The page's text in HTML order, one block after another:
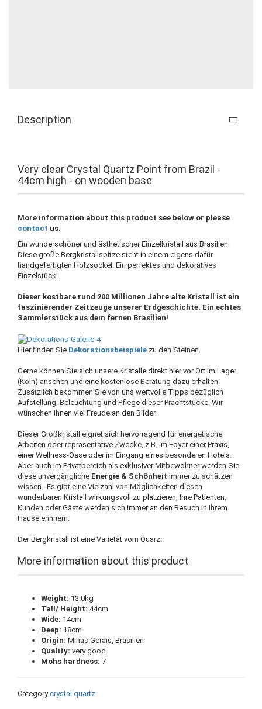
Description
Very clear Crystal Quartz Point from Brazil -
44cm high - on wooden base
More information about this product see below or please
contact us.
Ein wunderschöner und ästhetischer Einzelkristall aus Brasilien.
Diese große Bergkristallspitze steht in einem eigens dafür
handgefertigten Holzsockel. Ein perfektes und dekoratives
Einzelstück!
Dieser kostbare rund 200 Millionen Jahre alte Kristall ist ein
faszinierender Zeitzeuge unserer Erdgeschichte. Ein echtes
Sammlerstück aus dem fernen Brasilien!
Hier finden Sie Dekorationsbeispiele zu den Steinen.
Gerne können Sie sich unsere Kristalle direkt hier vor Ort im Lager
(Köln) ansehen und eine kostenlose Beratung dazu erhalten.
Zusätzlich bekommen Sie von uns wertvolle Tipps bezüglich
Aufstellung, Beleuchtung und Pflege dieser Prachtstücke. Wir
wünschen Ihnen viel Freude an den Bilder.
Dieser Großkristall eignet sich hervorragend für energetische
Arbeiten oder repräsentative Zwecke, z.B. im Foyer einer Praxis,
einer Wellness-Oase oder im Eingang eines besonderen Hotels.
Aber auch im Privatbereich als exklusiver Mitbewohner werden Sie
diese unvergängliche Energie & Schönheit immer zu schätzen
wissen. Es gibt eine Vielzahl von Möglichkeiten diesen
wunderbaren Kristall wirkungsvoll zu platzieren, Ihre Patienten,
Kunden oder Gäste werden sich immer an den Besuch in Ihrem
Hause erinnern.
Der Bergkristall ist eine Varietät vom Quarz.
More information about this product
Weight: 13.0kg
Tall/ Height: 44cm
Wide: 14cm
Deep: 18cm
Origin: Minas Gerais, Brasilien
Quality: very good
Mohs hardness: 7
Categorycrystal quartz